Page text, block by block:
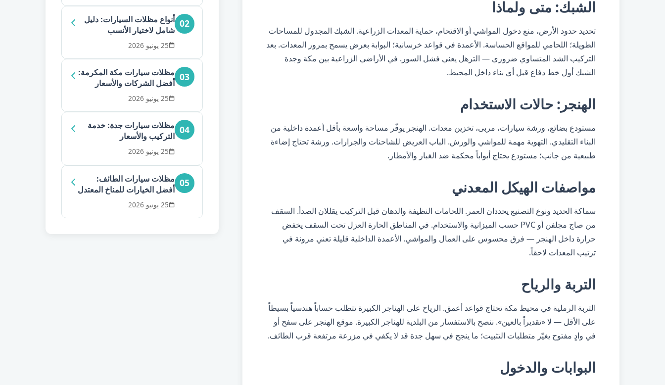
الشبك: متى ولماذا
تحديد حدود الأرض، منع دخول المواشي أو الاقتحام، حماية المعدات الزراعية. الشبك المجدول للمساحات
الطويلة؛ اللحامي للمواقع الحساسة. الأعمدة في قواعد خرسانية؛ البوابة بعرض يسمح بمرور المعدات. بعد
التركيب الشد المتساوي ضروري — الترهل يعني فشل السور. في الأراضي الزراعية بين مكة وجدة
الشبك أول خط دفاع قبل أي بناء داخل المحيط.
الهنجر: حالات الاستخدام
مستودع بضائع، ورشة سيارات، مربى، تخزين معدات. الهنجر يوفّر مساحة واسعة بأقل أعمدة داخلية من
البناء التقليدي. التهوية مهمة للمواشي والورش. الباب العريض للشاحنات والجرارات. ورشة تحتاج إضاءة
طبيعية من جانب؛ مستودع يحتاج أبواباً محكمة ضد الغبار والأمطار.
مواصفات الهيكل المعدني
سماكة الحديد ونوع التصنيع يحددان العمر. اللحامات النظيفة والدهان قبل التركيب يقللان الصدأ. السقف
من صاج مجلفن أو PVC حسب الميزانية والاستخدام. في المناطق الحارة العزل تحت السقف يخفض
حرارة داخل الهنجر — فرق محسوس على العمال والمواشي. الأعمدة الداخلية قليلة تعني مرونة في
ترتيب المعدات لاحقاً.
التربة والرياح
التربة الرملية في محيط مكة تحتاج قواعد أعمق. الرياح على الهناجر الكبيرة تتطلب حساباً هندسياً بسيطاً
على الأقل — لا «تقديراً بالعين». ننصح بالاستفسار من البلدية للهناجر الكبيرة. موقع الهنجر على سفح أو
في وادٍ مفتوح يغيّر متطلبات التثبيت؛ ما ينجح في سهل جدة قد لا يكفي في مزرعة مرتفعة قرب الطائف.
البوابات والدخول
02 أنواع مظلات السيارات: دليل
شامل لاختيار الأنسب
25 يونيو 2026
03 مظلات سيارات مكة المكرمة:
أفضل الشركات والأسعار
25 يونيو 2026
04 مظلات سيارات جدة: خدمة
التركيب والأسعار
25 يونيو 2026
05 مظلات سيارات الطائف:
أفضل الخيارات للمناخ المعتدل
25 يونيو 2026